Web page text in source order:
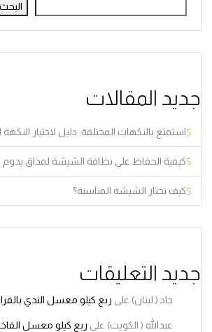
البحث
جديد المقالات
استمتع بالنكهات المختلفة: دليل لاختيار النكهة
كيفية الحفاظ على نظافة الشيشة لمذاق يدوم
كيف تختار الشيشة المناسبة؟
جديد التعليقات
جاد ( لبنان) على ربع كيلو معسل الندي
عبدالله ( الكويت) على ربع كيلو معسل